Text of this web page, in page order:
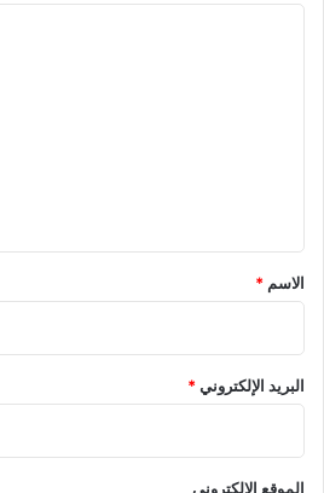
الاسم *
البريد الإلكتروني*
الموقع الإلكتروني